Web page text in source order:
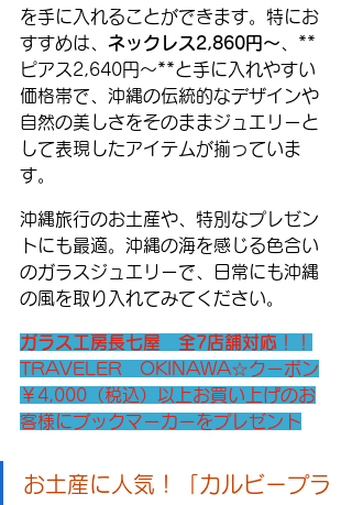
を手に入れることができます。特にお
すすめは、 ネックレス2,860円～ 、**
ピアス2,640円～**と手に入れやすい
価格帯で、沖縄の伝統的なデザインや
自然の美しさをそのままジュエリーと
して表現したアイテムが揃っていま
す。
沖縄旅行のお土産や、特別なプレゼン
トにも最適。沖縄の海を感じる色合い
のガラスジュエリーで、日常にも沖縄
の風を取り入れてみてください。
ガラス工房長七屋　全7店舗対応 ！！
TRAVELER　OKINAWA☆クーポン
￥4,000（税込）以上お買い上げのお
客様にブックマーカーをプレゼント
お土産に人気！「カルビープラ